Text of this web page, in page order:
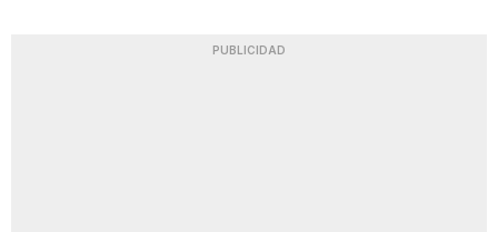
PUBLICIDAD